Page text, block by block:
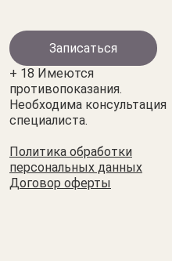
Записаться
+ 18 Имеются
противопоказания.
Необходима консультация
специалиста.
Политика обработки
персональных данных
Договор оферты